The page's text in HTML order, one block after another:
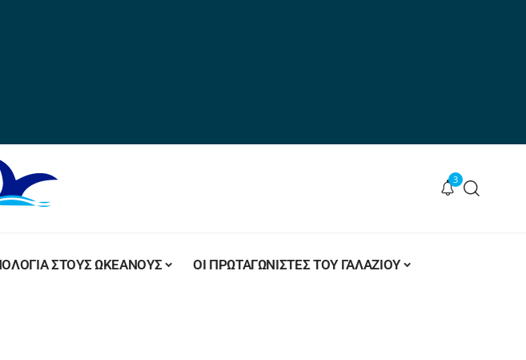
3
ΣΤΟΥΣ ΩΚΕΑΝΟΥΣ ΟΙ ΠΡΩΤΑΓΩΝΙΣΤΕΣ ΤΟΥ ΓΑΛΑΖΙΟΥ